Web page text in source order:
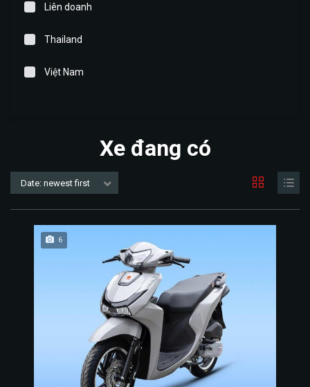
Liên doanh
Thailand
Việt Nam
Xe đang có
Date: newest first
6